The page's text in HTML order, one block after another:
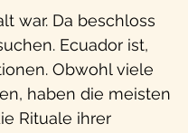
war. Da beschloss
Ecuador ist,
Obwohl viele
haben die meisten
Rituale ihrer